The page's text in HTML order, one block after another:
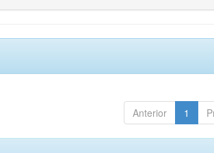
Anterior 1